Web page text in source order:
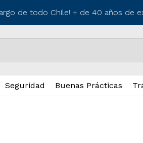
de todo Chile! + de 40 años de
Seguridad Buenas Prácticas